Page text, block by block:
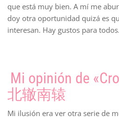
que está muy bien. A mí me
doy otra oportunidad quizá es
interesan. Hay gustos para todos.
Mi opinión de
北辙南辕
Mi ilusión era ver otra serie de